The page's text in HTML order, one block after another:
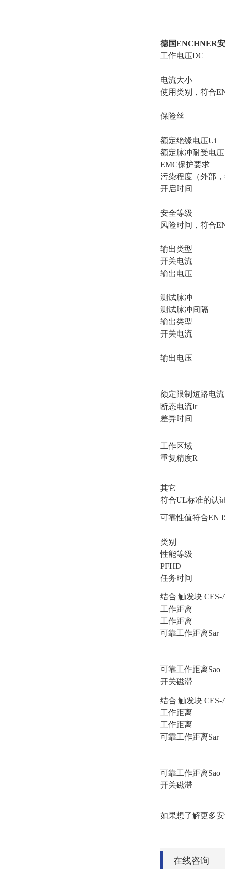
德国ENCHNER
工作电压DC
电流大小
使用类别，符合
保险丝
额定绝缘电压Ui
额定脉冲耐受电
EMC保护要求
污染程度（外部
开启时间
安全等级
风险时间，符合
输出类型
开关电流
输出电压
测试脉冲
测试脉冲间隔
输出类型
开关电流
输出电压
额定限制短路电流
断态电流Ir
差异时间
工作区域
重复精度R
其它
符合UL标准的认
可靠性值符合EN
类别
性能等级
PFHD
任务时间
结合 触发块 CES-
工作距离
工作距离
可靠工作距离Sar
可靠工作距离Sao
开关磁滞
结合 触发块 CES-
工作距离
工作距离
可靠工作距离Sar
可靠工作距离Sao
开关磁滞
如果想了解更多
在线咨询